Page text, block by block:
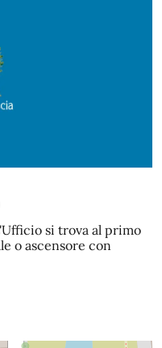
si trova al primo
o ascensore con